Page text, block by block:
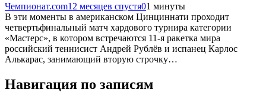
Чемпионат.com12 месяцев спустя01 минуты
В эти моменты в американском Цинциннати проходит
четвертьфинальный матч хардового турнира категории
«Мастерс», в котором встречаются 11-я ракетка мира
российский теннисист Андрей Рублёв и испанец Карлос
Алькарас, занимающий вторую строчку…
Навигация по записям